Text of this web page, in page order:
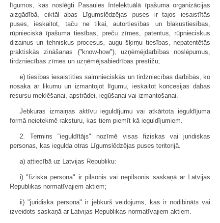
līgumos, kas noslēgti Pasaules Intelektuālā īpašuma organizācijas
aizgādībā, ciktāl abas Līgumslēdzējas puses ir tajos iesaistītās
puses, ieskaitot, taču ne tikai, autortiesības un blakustiesības,
rūpnieciskā īpašuma tiesības, preču zīmes, patentus, rūpnieciskus
dizainus un tehniskus procesus, augu šķirņu tiesības, nepatentētās
praktiskās zināšanas ("know-how"), uzņēmējdarbības noslēpumus,
tirdzniecības zīmes un uzņēmējsabiedrības prestižu;
e) tiesības iesaistīties saimnieciskās un tirdzniecības darbībās, ko
nosaka ar likumu un izmantojot līgumu, ieskaitot koncesijas dabas
resursu meklēšanai, apstrādei, iegūšanai vai izmantošanai.
Jebkuras izmaiņas aktīvu ieguldījumu vai atkārtota ieguldījuma
formā neietekmē raksturu, kas tiem piemīt kā ieguldījumiem.
2. Termins "ieguldītājs" nozīmē visas fiziskas vai juridiskas
personas, kas iegulda otras Līgumslēdzējas puses teritorijā.
a) attiecībā uz Latvijas Republiku:
i) "fiziska persona" ir pilsonis vai nepilsonis saskaņā ar Latvijas
Republikas normatīvajiem aktiem;
ii) "juridiska persona" ir jebkurš veidojums, kas ir nodibināts vai
izveidots saskaņā ar Latvijas Republikas normatīvajiem aktiem.